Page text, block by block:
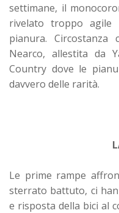
settimane, il
rivelato troppo
pianura. Circostanza
Nearco, allestita da
Country dove le
davvero delle rarità.
Le prime rampe
sterrato battuto, ci
e risposta della bici al